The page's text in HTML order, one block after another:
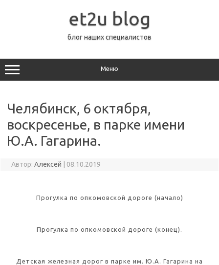
et2u blog
блог наших специалистов
Меню
Челябинск, 6 октября,
воскресенье, в парке имени
Ю.А. Гагарина.
Автор: Алексей 08.10.2019
Прогулка по опкомовской дороге (начало)
Прогулка по опкомовской дороге (конец).
Детская железная дорог в парке им. Ю.А. Гагарина на